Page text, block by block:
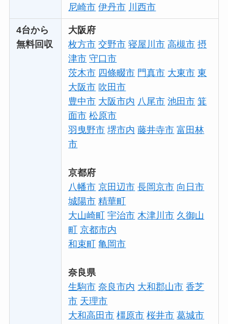
尼崎市 伊丹市 川西市
4台から
無料回収
大阪府
枚方市 交野市 寝屋川市 高槻市 摂
津市 守口市
茨木市 四條畷市 門真市 大東市 東
大阪市 吹田市
豊中市 大阪市内 八尾市 池田市 箕
面市 松原市
羽曳野市 堺市内 藤井寺市 富田林
市
京都府
八幡市 京田辺市 長岡京市 向日市
城陽市 精華町
大山崎町
宇治市 木津川市 久御山
町
京都市内
和束町
亀岡市
奈良県
生駒市 奈良市内 大和郡山市 香芝
市 天理市
大和高田市 橿原市 桜井市 葛城市